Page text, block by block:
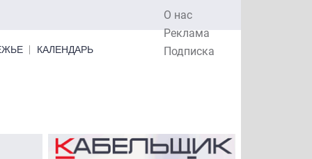
О нас
Реклама
Подписка
КАЛЕНДАРЬ